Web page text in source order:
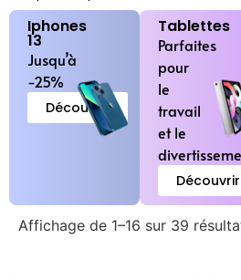
Iphones
13
Jusqu’à
-25%
Découvrir
Tablettes
Parfaites
pour
le
travail
et le
Découvrir
Affichage de 1–16 sur 39